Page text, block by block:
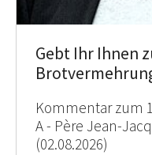
Gebt Ihr Ihnen
Kommentar zum
A - Père Jean-
(02.08.2026)